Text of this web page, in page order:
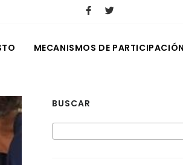
MECANISMOS DE PARTICIPACIÓN
BUSCAR